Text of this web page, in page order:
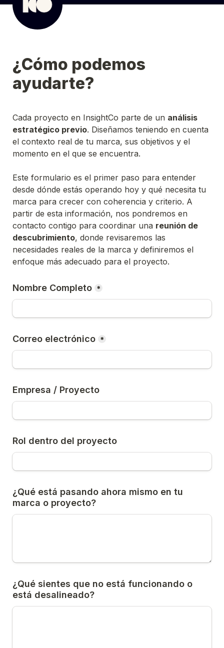
¿Cómo podemos
ayudarte?
Cada proyecto en InsightCo parte de un análisis
estratégico previo. Diseñamos teniendo en cuenta
el contexto real de tu marca, sus objetivos y el
momento en el que se encuentra.
Este formulario es el primer paso para entender
desde dónde estás operando hoy y qué necesita tu
marca para crecer con coherencia y criterio. A
partir de esta información, nos pondremos en
contacto contigo para coordinar una reunión de
descubrimiento, donde revisaremos las
necesidades reales de la marca y definiremos el
enfoque más adecuado para el proyecto.
Nombre Completo *
Correo electrónico *
Empresa / Proyecto
Rol dentro del proyecto
¿Qué está pasando ahora mismo en tu
marca o proyecto?
¿Qué sientes que no está funcionando o
está desalineado?